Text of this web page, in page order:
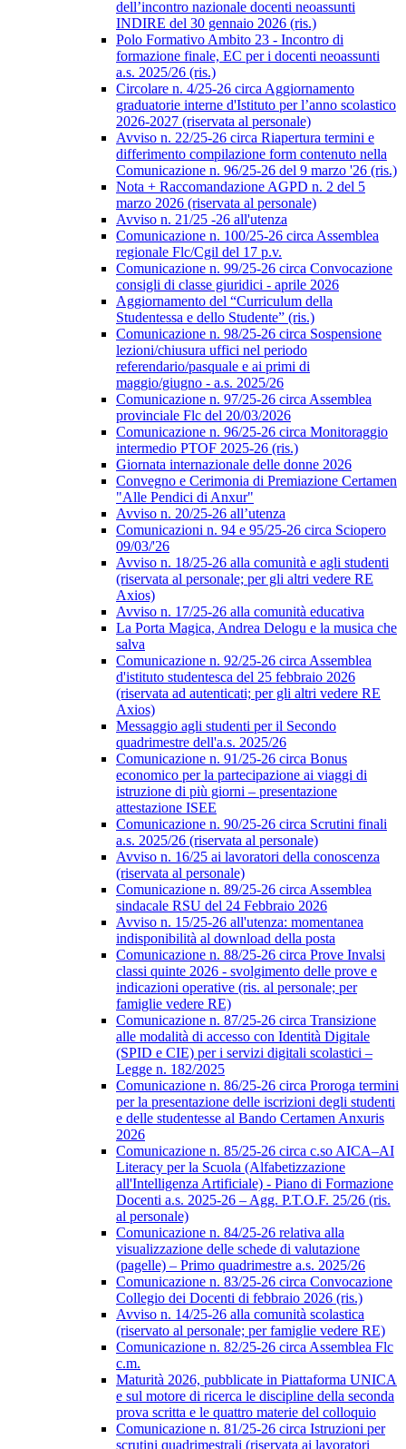
dell’incontro nazionale docenti neoassunti
INDIRE del 30 gennaio 2026 (ris.)
Polo Formativo Ambito 23 - Incontro di
formazione finale, EC per i docenti neoassunti
a.s. 2025/26 (ris.)
Circolare n. 4/25-26 circa Aggiornamento
graduatorie interne d'Istituto per l’anno scolastico
2026-2027 (riservata al personale)
Avviso n. 22/25-26 circa Riapertura termini e
differimento compilazione form contenuto nella
Comunicazione n. 96/25-26 del 9 marzo '26 (ris.)
Nota + Raccomandazione AGPD n. 2 del 5
marzo 2026 (riservata al personale)
Avviso n. 21/25 -26 all'utenza
Comunicazione n. 100/25-26 circa Assemblea
regionale Flc/Cgil del 17 p.v.
Comunicazione n. 99/25-26 circa Convocazione
consigli di classe giuridici - aprile 2026
Aggiornamento del “Curriculum della
Studentessa e dello Studente” (ris.)
Comunicazione n. 98/25-26 circa Sospensione
lezioni/chiusura uffici nel periodo
referendario/pasquale e ai primi di
maggio/giugno - a.s. 2025/26
Comunicazione n. 97/25-26 circa Assemblea
provinciale Flc del 20/03/2026
Comunicazione n. 96/25-26 circa Monitoraggio
intermedio PTOF 2025-26 (ris.)
Giornata internazionale delle donne 2026
Convegno e Cerimonia di Premiazione Certamen
"Alle Pendici di Anxur"
Avviso n. 20/25-26 all’utenza
Comunicazioni n. 94 e 95/25-26 circa Sciopero
09/03/'26
Avviso n. 18/25-26 alla comunità e agli studenti
(riservata al personale; per gli altri vedere RE
Axios)
Avviso n. 17/25-26 alla comunità educativa
La Porta Magica, Andrea Delogu e la musica che
salva
Comunicazione n. 92/25-26 circa Assemblea
d'istituto studentesca del 25 febbraio 2026
(riservata ad autenticati; per gli altri vedere RE
Axios)
Messaggio agli studenti per il Secondo
quadrimestre dell'a.s. 2025/26
Comunicazione n. 91/25-26 circa Bonus
economico per la partecipazione ai viaggi di
istruzione di più giorni – presentazione
attestazione ISEE
Comunicazione n. 90/25-26 circa Scrutini finali
a.s. 2025/26 (riservata al personale)
Avviso n. 16/25 ai lavoratori della conoscenza
(riservata al personale)
Comunicazione n. 89/25-26 circa Assemblea
sindacale RSU del 24 Febbraio 2026
Avviso n. 15/25-26 all'utenza: momentanea
indisponibilità al download della posta
Comunicazione n. 88/25-26 circa Prove Invalsi
classi quinte 2026 - svolgimento delle prove e
indicazioni operative (ris. al personale; per
famiglie vedere RE)
Comunicazione n. 87/25-26 circa Transizione
alle modalità di accesso con Identità Digitale
(SPID e CIE) per i servizi digitali scolastici –
Legge n. 182/2025
Comunicazione n. 86/25-26 circa Proroga termini
per la presentazione delle iscrizioni degli studenti
e delle studentesse al Bando Certamen Anxuris
2026
Comunicazione n. 85/25-26 circa c.so AICA–AI
Literacy per la Scuola (Alfabetizzazione
all'Intelligenza Artificiale) - Piano di Formazione
Docenti a.s. 2025-26 – Agg. P.T.O.F. 25/26 (ris.
al personale)
Comunicazione n. 84/25-26 relativa alla
visualizzazione delle schede di valutazione
(pagelle) – Primo quadrimestre a.s. 2025/26
Comunicazione n. 83/25-26 circa Convocazione
Collegio dei Docenti di febbraio 2026 (ris.)
Avviso n. 14/25-26 alla comunità scolastica
(riservato al personale; per famiglie vedere RE)
Comunicazione n. 82/25-26 circa Assemblea Flc
c.m.
Maturità 2026, pubblicate in Piattaforma UNICA
e sul motore di ricerca le discipline della seconda
prova scritta e le quattro materie del colloquio
Comunicazione n. 81/25-26 circa Istruzioni per
scrutini quadrimestrali (riservata ai lavoratori